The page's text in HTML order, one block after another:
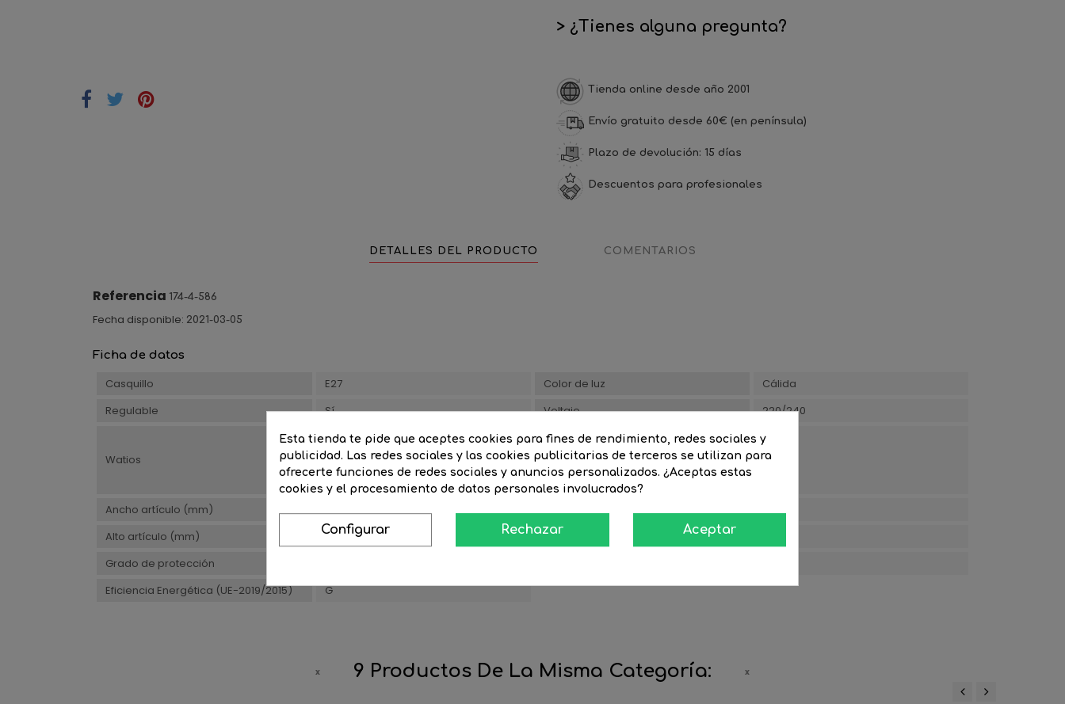
> ¿Tienes alguna pregunta?
Tienda online desde año 2001
Envío gratuito desde 60€ (en península)
Plazo de devolución: 15 días
Descuentos para profesionales
DETALLES DEL PRODUCTO COMENTARIOS
Referencia 174-4-586
Fecha disponible: 2021-03-05
Ficha de datos
Casquillo E27 Color de luz
Cálida
Regulable
Sí Voltaje 220/240
Watios
25
40
60
100
Acabado Opal
Ancho artículo (mm) 95 Largo artículo (mm)
95
Alto artículo (mm)
139 Duración (horas de vida)
Grado de protección
Eficiencia Energética (UE-2019/2015)
G
9 Productos De La Misma Categoría:
Esta tienda te pide que aceptes cookies para fines de rendimiento, redes sociales y
publicidad. Las redes sociales y las cookies publicitarias de terceros se utilizan para
ofrecerte funciones de redes sociales y anuncios personalizados. ¿Aceptas estas
cookies y el procesamiento de datos personales involucrados?
Configurar Rechazar Aceptar